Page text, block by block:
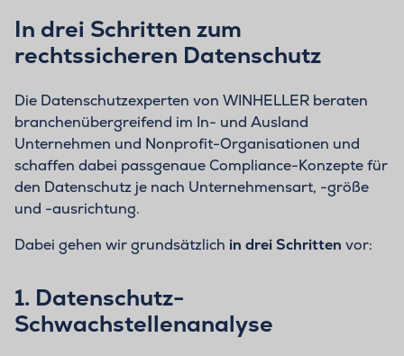
In drei Schritten zum
rechtssicheren Datenschutz
Die Datenschutzexperten von WINHELLER beraten
branchenübergreifend im In- und Ausland
Unternehmen und Nonprofit-Organisationen und
schaffen dabei passgenaue Compliance-Konzepte für
den Datenschutz je nach Unternehmensart, -größe
und -ausrichtung.
Dabei gehen wir grundsätzlich in drei Schritten vor:
1. Datenschutz-
Schwachstellenanalyse